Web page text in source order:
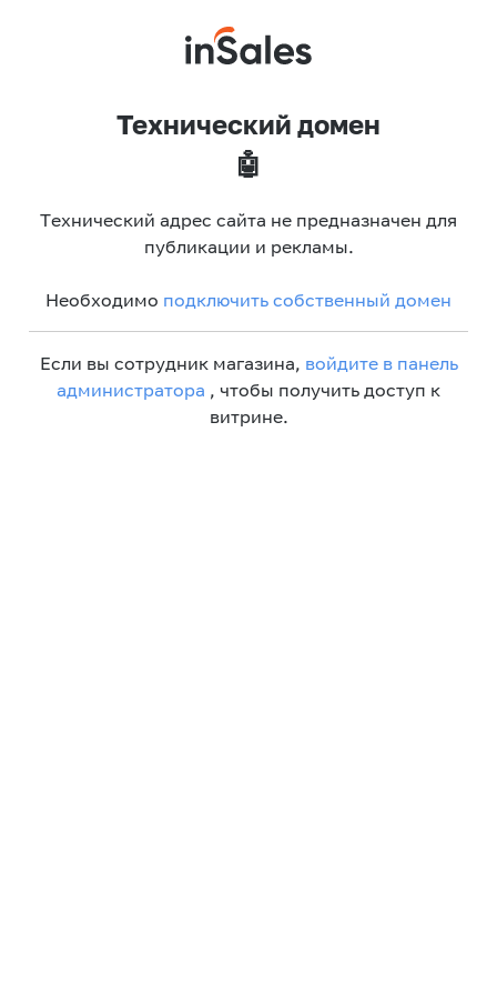
Технический домен
🤖
Технический адрес сайта не предназначен для
публикации и рекламы.
Необходимо подключить собственный домен
Если вы сотрудник магазина, войдите в панель
администратора , чтобы получить доступ к
витрине.